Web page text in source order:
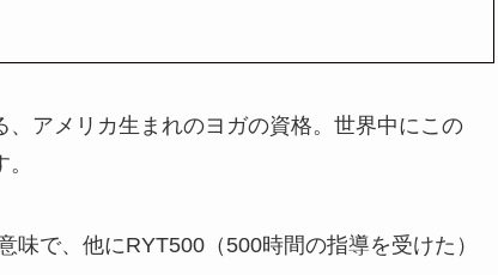
アメリカ生まれのヨガの資格。世界中にこの
で、他にRYT500（500時間の指導を受けた）